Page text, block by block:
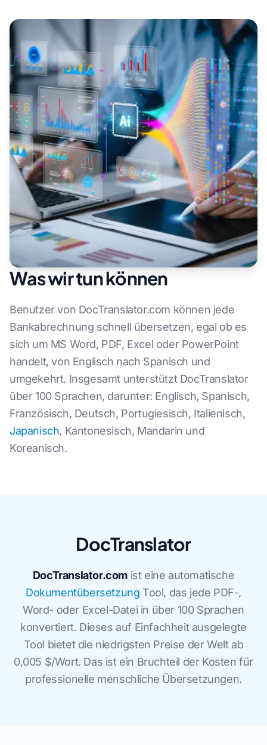
Was wir tun können
Benutzer von DocTranslator.com können jede
Bankabrechnung schnell übersetzen, egal ob es
sich um MS Word, PDF, Excel oder PowerPoint
handelt, von Englisch nach Spanisch und
umgekehrt. Insgesamt unterstützt DocTranslator
über 100 Sprachen, darunter: Englisch, Spanisch,
Französisch, Deutsch, Portugiesisch, Italienisch,
Japanisch, Kantonesisch, Mandarin und
Koreanisch.
DocTranslator
DocTranslator.com ist eine automatische
Dokumentübersetzung Tool, das jede PDF-,
Word- oder Excel-Datei in über 100 Sprachen
konvertiert. Dieses auf Einfachheit ausgelegte
Tool bietet die niedrigsten Preise der Welt ab
0,005 $/Wort. Das ist ein Bruchteil der Kosten für
professionelle menschliche Übersetzungen.